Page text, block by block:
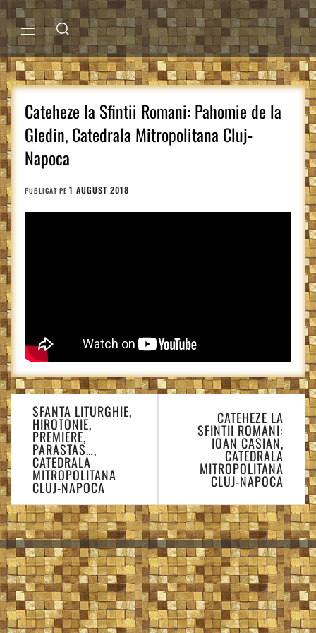
Sari
la
conținutMENIU
PRINCIPAL
Cateheze la Sfintii Romani: Pahomie de la
Gledin, Catedrala Mitropolitana Cluj-
Napoca
PUBLICAT PE 1 AUGUST 2018
Navigare
în
articole
SFANTA LITURGHIE,
HIROTONIE,
PREMIERE,
PARASTAS…,
CATEDRALA
MITROPOLITANA
CLUJ-NAPOCA
CATEHEZE LA
SFINTII ROMANI:
IOAN CASIAN,
CATEDRALA
MITROPOLITANA
CLUJ-NAPOCA